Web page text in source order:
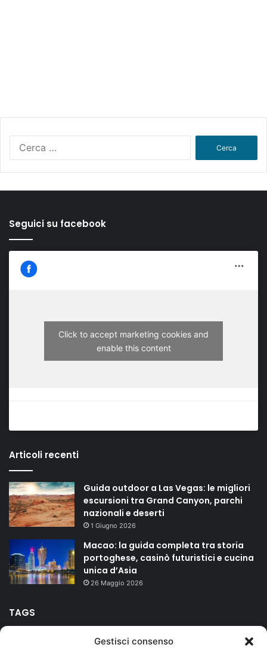
Gestisci consenso
Seguici su facebook
Click to accept marketing cookies and
enable this content
Articoli recenti
Guida outdoor a Las Vegas: le migliori
escursioni tra Grand Canyon, parchi
nazionali e deserti
1 Giugno 2026
Macao: la guida completa tra storia
portoghese, casinò futuristici e cucina
unica d’Asia
26 Maggio 2026
TAGS